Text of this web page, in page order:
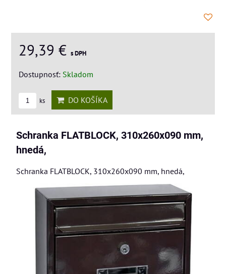
29,39 € s DPH
Dostupnosť: Skladom
ks DO KOŠÍKA
Schranka FLATBLOCK, 310x260x090 mm,
hnedá,
Schranka FLATBLOCK, 310x260x090 mm, hnedá,